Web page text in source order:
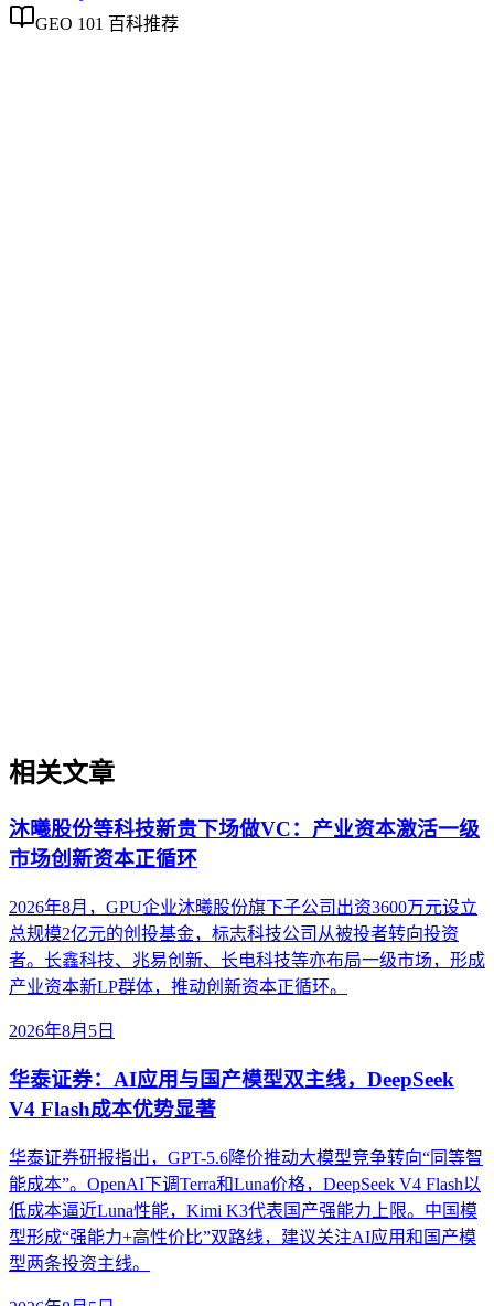
GEO 101 百科推荐
相关文章
沐曦股份等科技新贵下场做VC：产业资本激活一级
市场创新资本正循环
2026年8月，GPU企业沐曦股份旗下子公司出资3600万元设立
总规模2亿元的创投基金，标志科技公司从被投者转向投资
者。长鑫科技、兆易创新、长电科技等亦布局一级市场，形成
产业资本新LP群体，推动创新资本正循环。
2026年8月5日
华泰证券：AI应用与国产模型双主线，DeepSeek
V4 Flash成本优势显著
华泰证券研报指出，GPT-5.6降价推动大模型竞争转向“同等智
能成本”。OpenAI下调Terra和Luna价格，DeepSeek V4 Flash以
低成本逼近Luna性能，Kimi K3代表国产强能力上限。中国模
型形成“强能力+高性价比”双路线，建议关注AI应用和国产模
型两条投资主线。